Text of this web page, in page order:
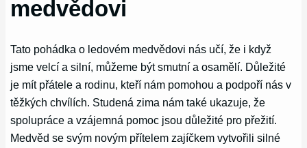
medvědovi
Tato pohádka o ledovém medvědovi nás učí, že i když
jsme velcí a silní, můžeme být smutní a osamělí. Důležité
je mít přátele a rodinu, kteří nám pomohou a podpoří nás v
těžkých chvílích. Studená zima nám také ukazuje, že
spolupráce a vzájemná pomoc jsou důležité pro přežití.
Medvěd se svým novým přítelem zajíčkem vytvořili silné